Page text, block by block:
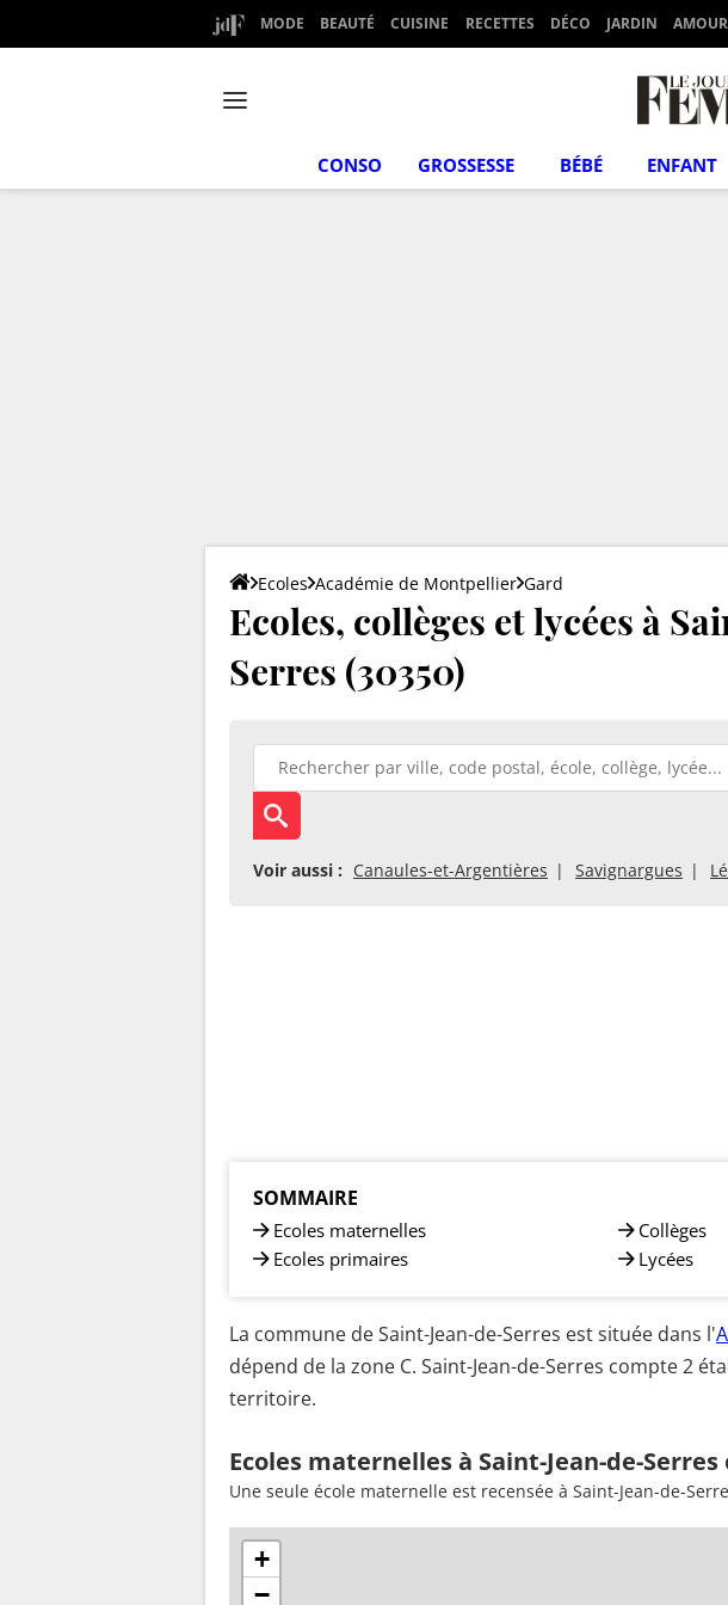
MODE BEAUTÉ CUISINE RECETTES DÉCO JARDIN AMOUR
CONSO GROSSESSE BÉBÉ ENFANT
Ecoles Académie de Montpellier Gard
Ecoles, collèges et lycées à
Serres (30350)
Voir aussi : Canaules-et-Argentières Savignargues
SOMMAIRE
Ecoles maternelles
Ecoles primaires
Collèges
Lycées
La commune de Saint-Jean-de-Serres est située dans l'
dépend de la zone C. Saint-Jean-de-Serres compte 2
territoire.
Ecoles maternelles à Saint-Jean-de-
Une seule école maternelle est recensée à Saint-Jean-de-
+
−